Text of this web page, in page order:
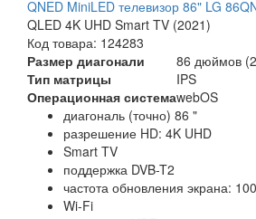
QNED MiniLED телевизор 86" LG
QLED 4K UHD Smart TV (2021)
Код товара: 124283
Размер диагонали
86 дюймов
Тип матрицы
IPS
Операционная системаwebOS
диагональ (точно) 86 "
разрешение HD: 4K UHD
Smart TV
поддержка DVB-T2
частота обновления экрана:
Wi-Fi